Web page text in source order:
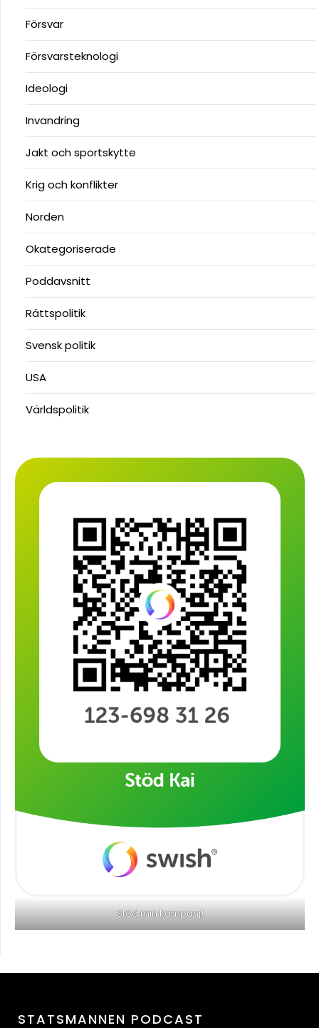
Försvar
Försvarsteknologi
Ideologi
Invandring
Jakt och sportskytte
Krig och konflikter
Norden
Okategoriserade
Poddavsnitt
Rättspolitik
Svensk politik
USA
Världspolitik
Stöd min kampanj!
STATSMANNEN PODCAST